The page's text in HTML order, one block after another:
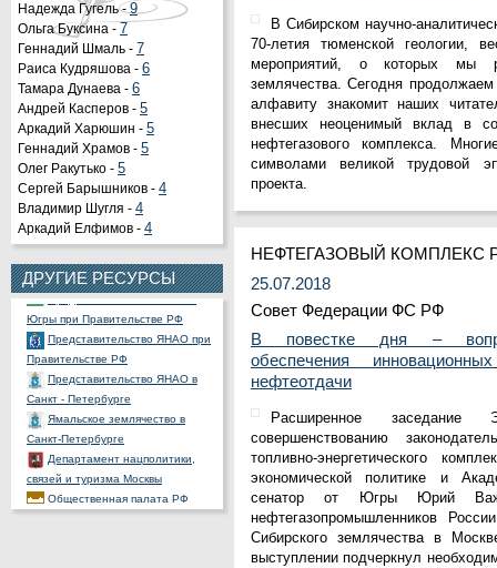
Надежда Гугель -9
Ольга Буксина - 7
Геннадий Шмаль - 7
Раиса Кудряшова - 6
Тамара Дунаева - 6
Андрей Касперов - 5
Аркадий Харюшин - 5
Геннадий Храмов - 5
Олег Ракутько - 5
Сергей Барышников - 4
Владимир Шугля - 4
Аркадий Елфимов - 4
ДРУГИЕ РЕСУРСЫ
Органы государственной
власти РФ
Портал государственных и
муниципальных услуг
Официальный портал
правовой информации
Представительство ХМАО -
Югры при Правительстве РФ
Представительство ЯНАО при
Правительстве РФ
Представительство ЯНАО в
Санкт - Петербурге
Ямальское землячество в
Санкт-Петербурге
Департамент нацполитики,
связей и туризма Москвы
Общественная палата РФ
Ассоциация полярников
В Сибирском научно-
70-летия тюменской геологии,
мероприятий, о которых мы
землячества. Сегодня
алфавиту знакомит наших
внесших неоценимый вклад в
нефтегазового комплекса.
символами великой трудовой
проекта.
НЕФТЕГАЗОВЫЙ КОМПЛЕКС
25.07.2018
Совет Федерации ФС РФ
В повестке дня –
обеспечения
нефтеотдачи
Расширенное заседание
совершенствованию
топливно-энергетического
экономической политике и
сенатор от Югры Юрий
нефтегазопромышленников
Сибирского землячества в
выступлении подчеркнул